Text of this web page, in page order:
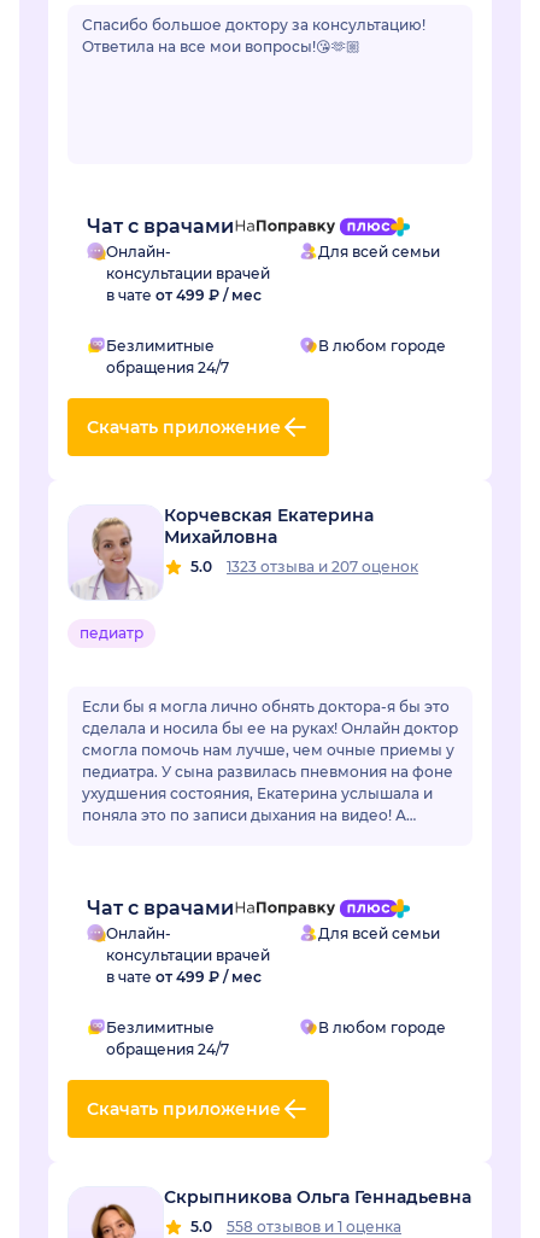
Спасибо большое доктору за консультацию!
Ответила на все мои вопросы!😘🫶🏼
Чат с врачами
Онлайн-
консультации врачей
в чате от 499 ₽ / мес
Для всей семьи
Безлимитные
обращения 24/7
В любом городе
Скачать приложение
Корчевская Екатерина
Михайловна
5.0 1323 отзыва и 207 оценок
педиатр
Если бы я могла лично обнять доктора-я бы это
сделала и носила бы ее на руках! Онлайн доктор
смогла помочь нам лучше, чем очные приемы у
педиатра. У сына развилась пневмония на фоне
ухудшения состояния, Екатерина услышала и
поняла это по записи дыхания на видео! А
Чат с врачами
Онлайн-
консультации врачей
в чате от 499 ₽ / мес
Для всей семьи
Безлимитные
обращения 24/7
В любом городе
Скачать приложение
Скрыпникова Ольга Геннадьевна
5.0 558 отзывов и 1 оценка